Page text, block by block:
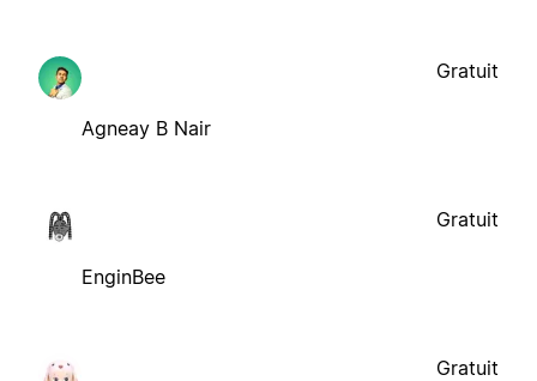
Agneay B Nair
Gratuit
EnginBee
Gratuit
Gratuit